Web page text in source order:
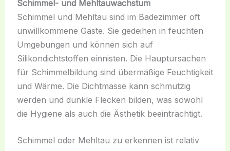
Schimmel- und Mehltauwachstum
Schimmel und Mehltau sind im Badezimmer oft
unwillkommene Gäste. Sie gedeihen in feuchten
Umgebungen und können sich auf
Silikondichtstoffen einnisten. Die Hauptursachen
für Schimmelbildung sind übermäßige Feuchtigkeit
und Wärme. Die Dichtmasse kann schmutzig
werden und dunkle Flecken bilden, was sowohl
die Hygiene als auch die Ästhetik beeinträchtigt.
Schimmel oder Mehltau zu erkennen ist relativ